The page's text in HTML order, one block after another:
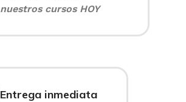
nuestros cursos HOY
Entrega inmediata